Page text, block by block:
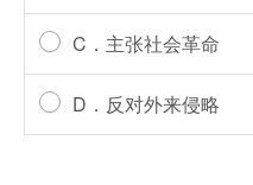
C．主张社会革命
D．反对外来侵略